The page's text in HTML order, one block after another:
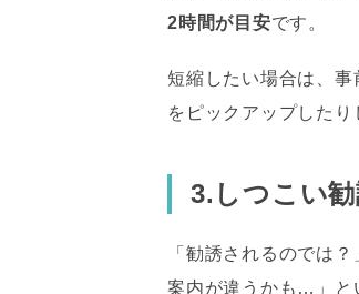
2時間が目安です。
短縮したい場合は、
をピックアップしたり
3.しつこい
「勧誘されるのでは
案内が違うかも…」と